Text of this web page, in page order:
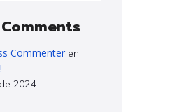
Commenter en
2024